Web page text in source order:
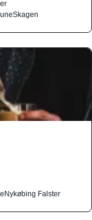
Skagen
Nykøbing Falster